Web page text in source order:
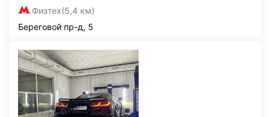
Физтех(5,4 км)
Береговой пр-д, 5